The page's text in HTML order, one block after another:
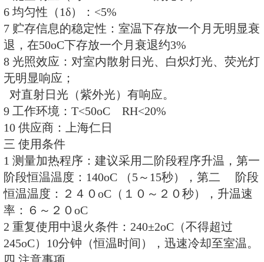
二 性能
1 线性范围：5*10-
7Gy~10Gy（0.05mrad~1000rad）
2 大小尺寸：Φ 4.5 × 0.8mm
3 相对灵敏度（TL/ms）:为
4 探测阈：约10-7Gy（约10μrad）
5 能量响应（对30KeV~3MeV的光
6 均匀性（1δ）：<5%
7 贮存信息的稳定性：室温下存放